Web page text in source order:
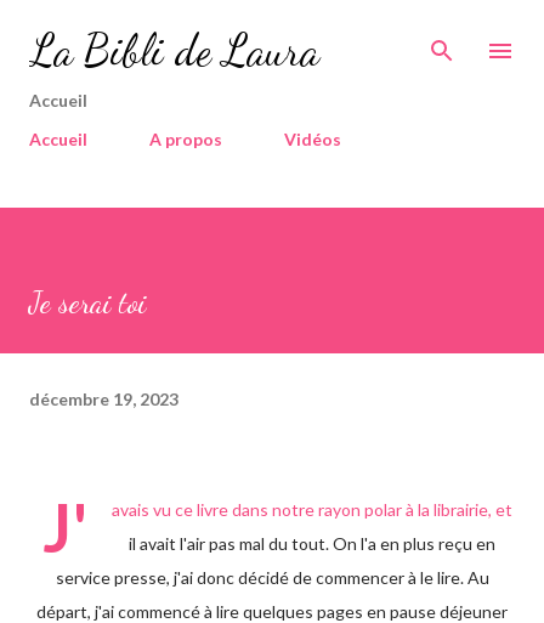
Accéder au contenu principal
La Bibli de Laura
Accueil
Accueil
A propos Vidéos
Je serai toi
décembre 19, 2023
J'
avais vu ce livre dans notre rayon polar à la librairie, et
il avait l'air pas mal du tout. On l'a en plus reçu en
service presse, j'ai donc décidé de commencer à le lire. Au
départ, j'ai commencé à lire quelques pages en pause déjeuner